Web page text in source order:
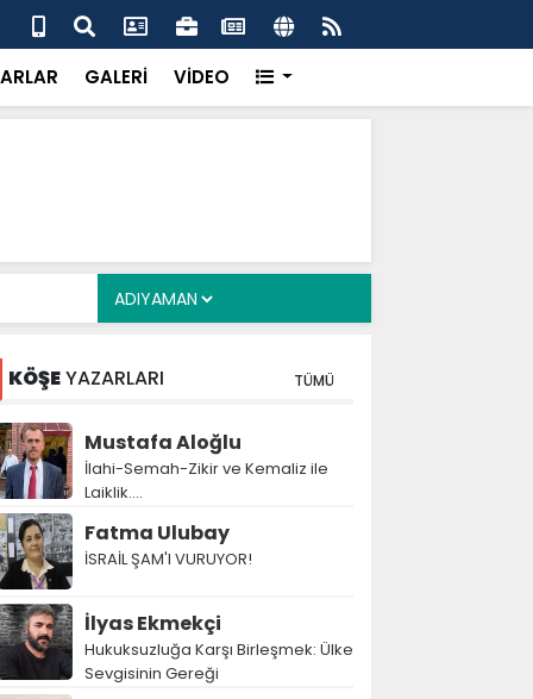
‘Fransız Enstitüsü raporu, Adıyaman'daki siyasi
kavramıyla açıklıyor’
GALERİ VİDEO
KÖŞEYAZARLARI TÜMÜ
Mustafa Aloğlu
İlahi-Semah-Zikir ve Kemaliz ile
Laiklik….
Fatma Ulubay
İSRAİL ŞAM'I VURUYOR!
İlyas Ekmekçi
Hukuksuzluğa Karşı Birleşmek: Ülke
Sevgisinin Gereği